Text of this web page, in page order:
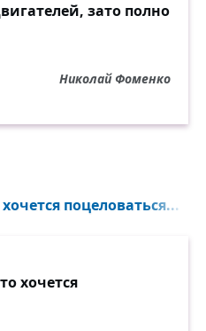
зато полно
Николай Фоменко
поцеловаться...
хочется